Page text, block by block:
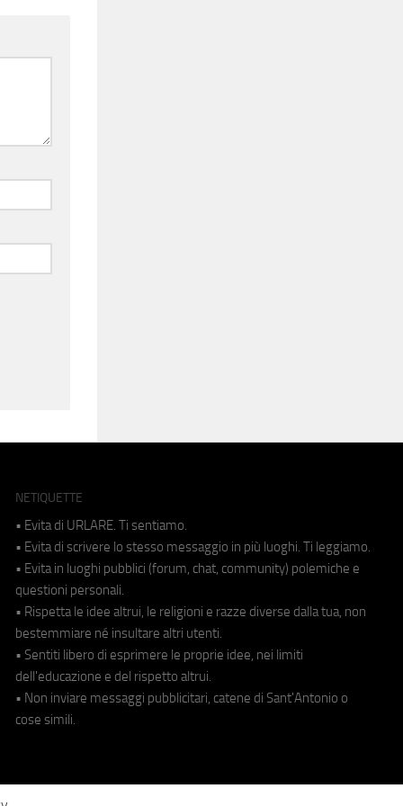
NETIQUETTE
• Evita di URLARE. Ti sentiamo.
• Evita di scrivere lo stesso messaggio in più luoghi. Ti leggiamo.
• Evita in luoghi pubblici (forum, chat, community) polemiche e
questioni personali.
• Rispetta le idee altrui, le religioni e razze diverse dalla tua, non
bestemmiare né insultare altri utenti.
• Sentiti libero di esprimere le proprie idee, nei limiti
dell'educazione e del rispetto altrui.
• Non inviare messaggi pubblicitari, catene di Sant'Antonio o
cose simili.